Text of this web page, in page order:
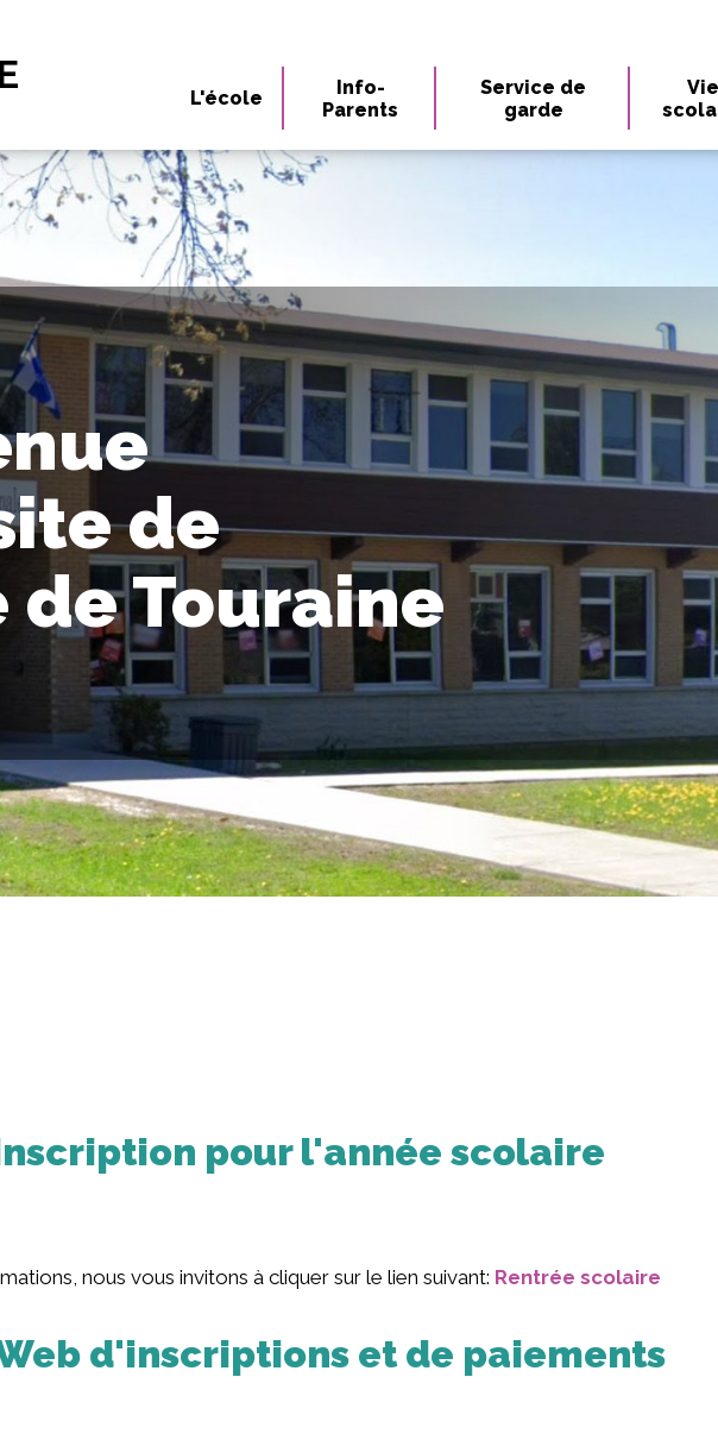
L'école
Info-
Parents
Service de
garde
Vie
de
Touraine
pour l'année scolaire
nous vous invitons à cliquer sur le lien suivant: Rentrée scolaire
d'inscriptions et de paiements